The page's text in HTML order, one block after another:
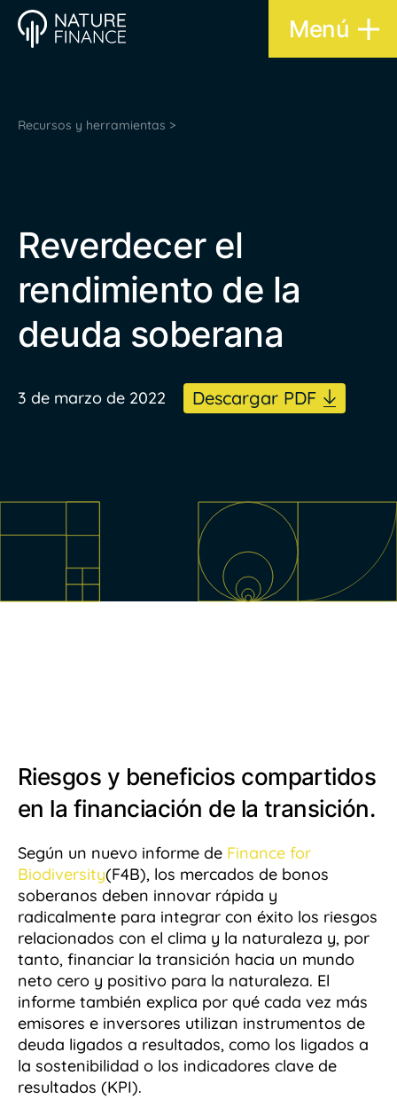
Menú
Recursos y herramientas >
Reverdecer el
rendimiento de la
deuda soberana
3 de marzo de 2022 Descargar PDF
Riesgos y beneficios compartidos
en la financiación de la transición.
Según un nuevo informe de Finance for
Biodiversity(F4B), los mercados de bonos
soberanos deben innovar rápida y
radicalmente para integrar con éxito los riesgos
relacionados con el clima y la naturaleza y, por
tanto, financiar la transición hacia un mundo
neto cero y positivo para la naturaleza. El
informe también explica por qué cada vez más
emisores e inversores utilizan instrumentos de
deuda ligados a resultados, como los ligados a
la sostenibilidad o los indicadores clave de
resultados (KPI).